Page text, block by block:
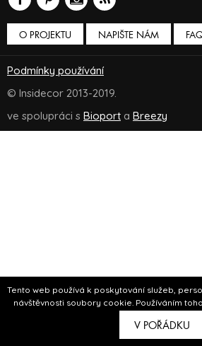
Tento web používá k poskytování služeb,
návštěvnosti soubory cookie. Používáním
V POŘÁDKU
O PROJEKTU NAPIŠTE NÁM
Podmínky používání
© Insidecor 2013-2019.
ve spolupráci s Bioport a Breezy